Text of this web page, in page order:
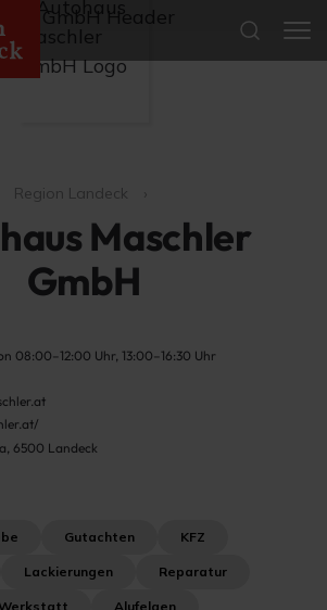
Region Landeck
Maschler
GmbH
08:00–12:00 Uhr, 13:00–16:30 Uhr
6500 Landeck
Gutachten KFZ
Lackierungen Reparatur
Alufelgen